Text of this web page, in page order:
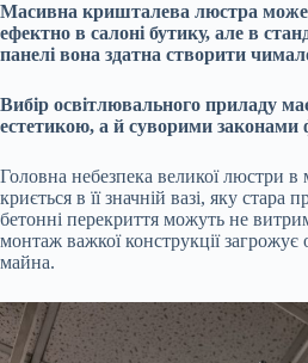
Масивна кришталева люстра може
ефектно в салоні бутику, але в
панелі вона здатна створити
Вибір освітлювального приладу
естетикою, а й суворими законами
Головна небезпека великої люстри в
криється в її значній вазі, яку стара
бетонні перекриття можуть не
монтаж важкої конструкції
майна.